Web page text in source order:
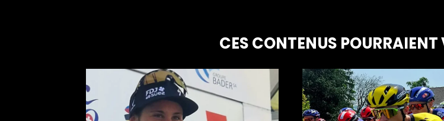
CES CONTENUS POURRAIENT